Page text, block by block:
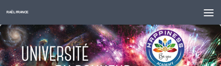
Skip to content
RAËL FRANCE